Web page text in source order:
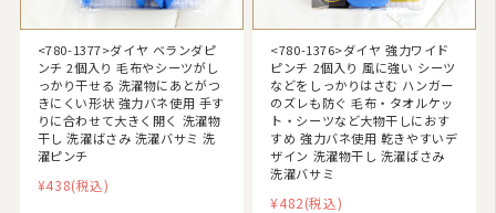
<780-1377>ダイヤ ベランダピ
ンチ 2個入り 毛布やシーツがし
っかり干せる 洗濯物にあとがつ
きにくい形状 強力バネ使用 手す
りに合わせて大きく開く 洗濯物
干し 洗濯ばさみ 洗濯バサミ 洗
濯ピンチ
¥438(税込)
<780-1376>ダイヤ 強力ワイド
ピンチ 2個入り 風に強い シーツ
などをしっかりはさむ ハンガー
のズレも防ぐ 毛布・タオルケッ
ト・シーツなど大物干しにおす
すめ 強力バネ使用 乾きやすいデ
ザイン 洗濯物干し 洗濯ばさみ
洗濯バサミ
¥482(税込)